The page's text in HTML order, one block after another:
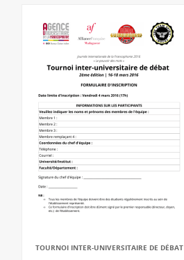
TOURNOI INTER-UNIVERSITAIRE DE DÉBAT